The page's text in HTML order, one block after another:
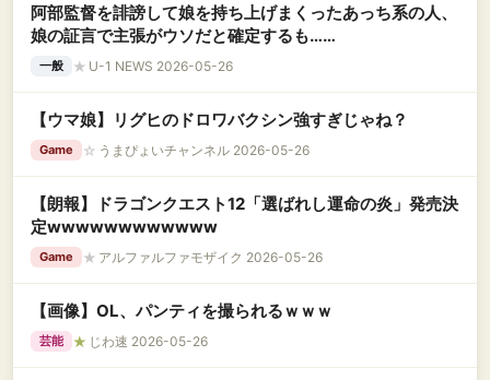
阿部監督を誹謗して娘を持ち上げまくったあっち系の人、
娘の証言で主張がウソだと確定するも……
一般 ★ U-1 NEWS 2026-05-26
【ウマ娘】リグヒのドロワバクシン強すぎじゃね？
Game ☆ うまぴょいチャンネル 2026-05-26
【朗報】ドラゴンクエスト12「選ばれし運命の炎」発売決
定wwwwwwwwwwww
Game ★ アルファルファモザイク 2026-05-26
【画像】OL、パンティを撮られるｗｗｗ
芸能 ★ じわ速 2026-05-26